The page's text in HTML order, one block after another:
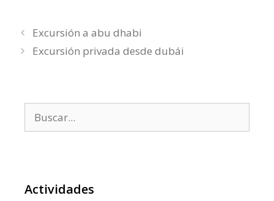
Excursión a abu dhabi
Excursión privada desde dubái
Actividades